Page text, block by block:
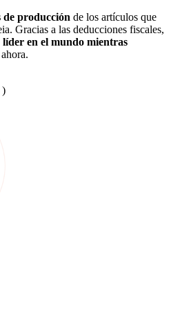
de producción de los artículos que
Gracias a las deducciones fiscales,
líder en el mundo mientras
)